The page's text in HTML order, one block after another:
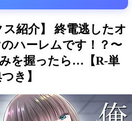
ス紹介】 終電逃したオ
ハーレムです！？〜
を握ったら…【R-単
き】